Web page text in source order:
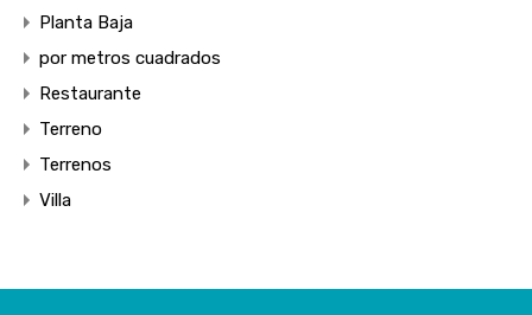
Planta Baja
por metros cuadrados
Restaurante
Terreno
Terrenos
Villa